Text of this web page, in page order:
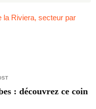
la Riviera, secteur par
: découvrez ce coin